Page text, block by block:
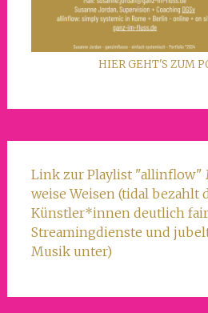
HIER GEHT'S ZUM
Link zur Playlist "allinflow"
weise Weisen (tidal bezahlt
Künstler*innen deutlich
Streamingdienste und
Musik unter)